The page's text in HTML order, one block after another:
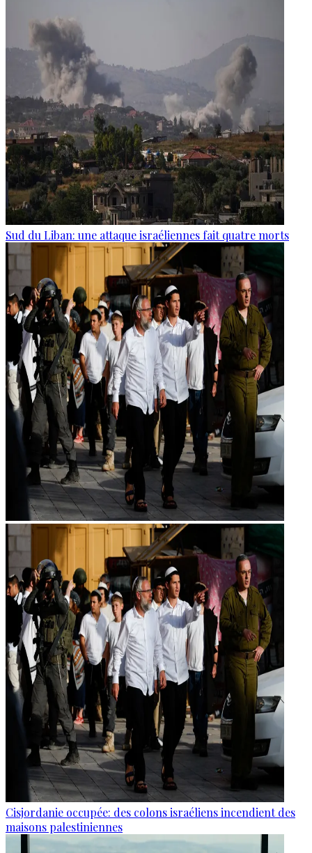
Sud du Liban: une attaque israéliennes fait quatre morts
Cisjordanie occupée: des colons israéliens incendient des
maisons palestiniennes